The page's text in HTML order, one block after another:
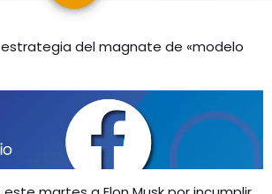
del magnate de «modelo